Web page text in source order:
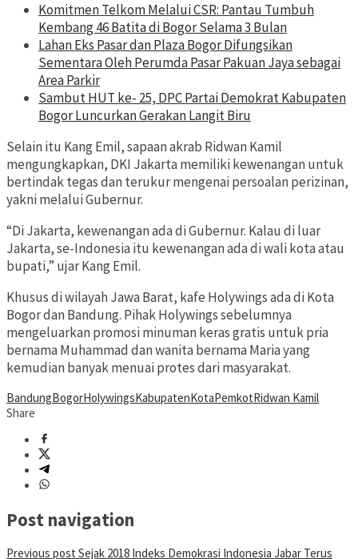
Komitmen Telkom Melalui CSR: Pantau Tumbuh
Kembang 46 Batita di Bogor Selama 3 Bulan
Lahan Eks Pasar dan Plaza Bogor Difungsikan
Sementara Oleh Perumda Pasar Pakuan Jaya sebagai
Area Parkir
Sambut HUT ke- 25, DPC Partai Demokrat Kabupaten
Bogor Luncurkan Gerakan Langit Biru
Selain itu Kang Emil, sapaan akrab Ridwan Kamil
mengungkapkan, DKI Jakarta memiliki kewenangan untuk
bertindak tegas dan terukur mengenai persoalan perizinan,
yakni melalui Gubernur.
“Di Jakarta, kewenangan ada di Gubernur. Kalau di luar
Jakarta, se-Indonesia itu kewenangan ada di wali kota atau
bupati,” ujar Kang Emil.
Khusus di wilayah Jawa Barat, kafe Holywings ada di Kota
Bogor dan Bandung. Pihak Holywings sebelumnya
mengeluarkan promosi minuman keras gratis untuk pria
bernama Muhammad dan wanita bernama Maria yang
kemudian banyak menuai protes dari masyarakat.
BandungBogorHolywingsKabupatenKotaPemkotRidwan Kamil
Share
Post navigation
Previous post Sejak 2018 Indeks Demokrasi Indonesia Jabar Terus